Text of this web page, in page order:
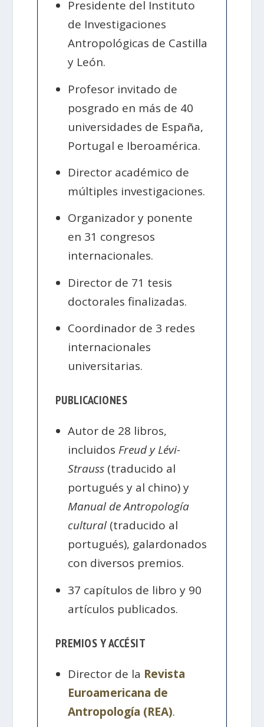
Presidente del Instituto
de Investigaciones
Antropológicas de Castilla
y León.
Profesor invitado de
posgrado en más de 40
universidades de España,
Portugal e Iberoamérica.
Director académico de
múltiples investigaciones.
Organizador y ponente
en 31 congresos
internacionales.
Director de 71 tesis
doctorales finalizadas.
Coordinador de 3 redes
internacionales
universitarias.
PUBLICACIONES
Autor de 28 libros,
incluidos Freud y Lévi-
Strauss (traducido al
portugués y al chino) y
Manual de Antropología
cultural (traducido al
portugués), galardonados
con diversos premios.
37 capítulos de libro y 90
artículos publicados.
PREMIOS Y ACCÉSIT
Director de la Revista
Euroamericana de
Antropología (REA).